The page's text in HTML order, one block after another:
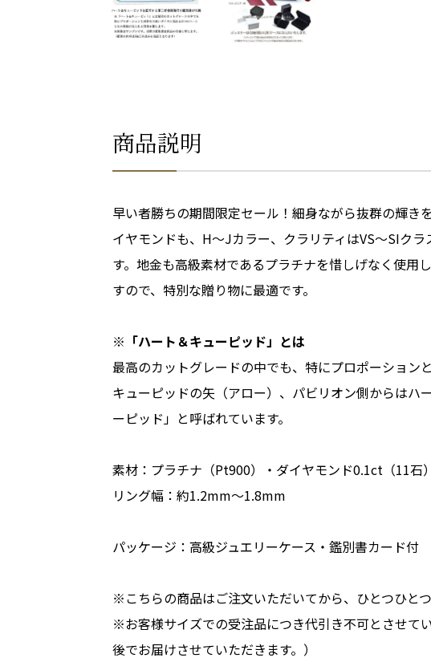
商品説明
早い者勝ちの期間限定セール！細身ながら抜群の輝き
イヤモンドも、H～Jカラー、クラリティはVS～SIク
す。地金も高級素材であるプラチナを惜しげなく使用
すので、特別な贈り物に最適です。
※「ハート＆キューピッド」とは
最高のカットグレードの中でも、特にプロポーショ
キューピッドの矢（アロー）、パビリオン側からはハ
ーピッド」と呼ばれています。
素材：プラチナ（Pt900）・ダイヤモンド0.1ct（11石
リング幅：約1.2mm～1.8mm
パッケージ：高級ジュエリーケース・鑑別書カード付
※こちらの商品はご注文いただいてから、ひとつひと
※お客様サイズでの受注品につき代引き不可とさせて
後でお届けさせていただきます。）